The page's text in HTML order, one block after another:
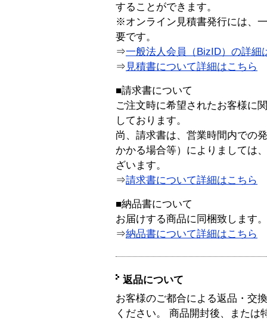
することができます。
※オンライン見積書発行には、
要です。
⇒一般法人会員（BizID）の詳細
⇒ 見積書について詳細はこちら
■請求書について
ご注文時に希望されたお客様に
しております。
尚、請求書は、営業時間内での
かかる場合等）によりましては
ざいます。
⇒請求書について詳細はこちら
■納品書について
お届けする商品に同梱致します。
⇒納品書について詳細はこちら
返品について
お客様のご都合による返品・交
ください。 商品開封後、または